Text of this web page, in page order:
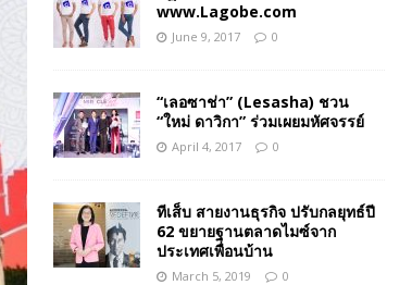
www.Lagobe.com
June 9, 2017 0
“เลอซาช่า” (Lesasha) ชวน
“ใหม่ ดาวิกา” ร่วมเผยมหัศจรรย์
April 4, 2017 0
ทีเส็บ สายงานธุรกิจ ปรับกลยุทธ์ปี
62 ขยายฐานตลาดไมซ์จาก
ประเทศเพื่อนบ้าน
March 5, 2019 0